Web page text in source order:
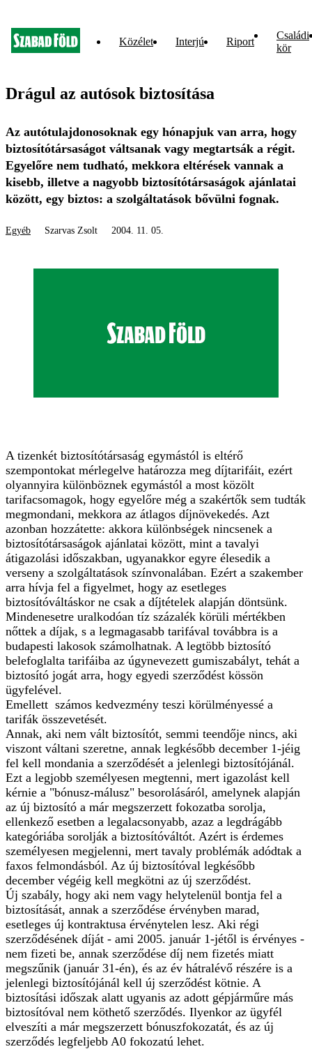
Közélet Interjú Riport
Családi
kör
Drágul az autósok biztosítása
Az autótulajdonosoknak egy hónapjuk van arra, hogy
biztosítótársaságot váltsanak vagy megtartsák a régit.
Egyelőre nem tudható, mekkora eltérések vannak a
kisebb, illetve a nagyobb biztosítótársaságok ajánlatai
között, egy biztos: a szolgáltatások bővülni fognak.
Egyéb Szarvas Zsolt 2004. 11. 05.
A tizenkét biztosítótársaság egymástól is eltérő
szempontokat mérlegelve határozza meg díjtarifáit, ezért
olyannyira különböznek egymástól a most közölt
tarifacsomagok, hogy egyelőre még a szakértők sem tudták
megmondani, mekkora az átlagos díjnövekedés. Azt
azonban hozzátette: akkora különbségek nincsenek a
biztosítótársaságok ajánlatai között, mint a tavalyi
átigazolási időszakban, ugyanakkor egyre élesedik a
verseny a szolgáltatások színvonalában. Ezért a szakember
arra hívja fel a figyelmet, hogy az esetleges
biztosítóváltáskor ne csak a díjtételek alapján döntsünk.
Mindenesetre uralkodóan tíz százalék körüli mértékben
nőttek a díjak, s a legmagasabb tarifával továbbra is a
budapesti lakosok számolhatnak. A legtöbb biztosító
belefoglalta tarifáiba az úgynevezett gumiszabályt, tehát a
biztosító jogát arra, hogy egyedi szerződést kössön
ügyfelével.
Emellett számos kedvezmény teszi körülményessé a
tarifák összevetését.
Annak, aki nem vált biztosítót, semmi teendője nincs, aki
viszont váltani szeretne, annak legkésőbb december 1-jéig
fel kell mondania a szerződését a jelenlegi biztosítójánál.
Ezt a legjobb személyesen megtenni, mert igazolást kell
kérnie a "bónusz-málusz" besorolásáról, amelynek alapján
az új biztosító a már megszerzett fokozatba sorolja,
ellenkező esetben a legalacsonyabb, azaz a legdrágább
kategóriába sorolják a biztosítóváltót. Azért is érdemes
személyesen megjelenni, mert tavaly problémák adódtak a
faxos felmondásból. Az új biztosítóval legkésőbb
december végéig kell megkötni az új szerződést.
Új szabály, hogy aki nem vagy helytelenül bontja fel a
biztosítását, annak a szerződése érvényben marad,
esetleges új kontraktusa érvénytelen lesz. Aki régi
szerződésének díját - ami 2005. január 1-jétől is érvényes -
nem fizeti be, annak szerződése díj nem fizetés miatt
megszűnik (január 31-én), és az év hátralévő részére is a
jelenlegi biztosítójánál kell új szerződést kötnie. A
biztosítási időszak alatt ugyanis az adott gépjárműre más
biztosítóval nem köthető szerződés. Ilyenkor az ügyfél
elveszíti a már megszerzett bónuszfokozatát, és az új
szerződés legfeljebb A0 fokozatú lehet.